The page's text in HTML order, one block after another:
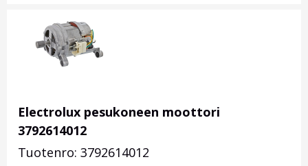
Electrolux pesukoneen moottori
3792614012
Tuotenro: 3792614012